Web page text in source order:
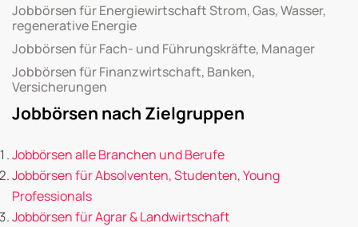
Jobbörsen für Energiewirtschaft Strom, Gas, Wasser,
regenerative Energie
Jobbörsen für Fach- und Führungskräfte, Manager
Jobbörsen für Finanzwirtschaft, Banken,
Versicherungen
Jobbörsen nach Zielgruppen
Jobbörsen alle Branchen und Berufe
Jobbörsen für Absolventen, Studenten, Young
Professionals
Jobbörsen für Agrar & Landwirtschaft